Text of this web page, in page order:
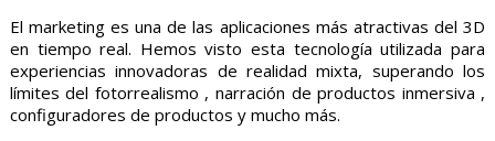
El marketing es una de las aplicaciones más atractivas del 3D
en tiempo real. Hemos visto esta tecnología utilizada para
experiencias innovadoras de realidad mixta, superando los
límites del fotorrealismo , narración de productos inmersiva ,
configuradores de productos y mucho más.